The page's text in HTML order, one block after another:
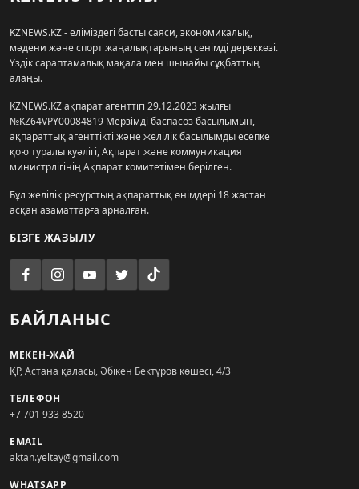
KZNEWS.KZ - еліміздегі басты саяси, экономикалық,
мәдени және спорт жаңалықтарының сенімді дереккөзі.
Үздік сараптамалық мақала мен шынайы сұқбаттың
алаңы.
KZNEWS.KZ ақпарат агенттігі 29.12.2023 жылғы
№KZ64VPY00084819 Мерзімді баспасөз басылымын,
ақпараттық агенттікті және желілік басылымды есепке
қою туралы куәлігі, Ақпарат және коммуникация
министрлігінің Ақпарат комитетімен берілген.
Бұл желілік ресурстың ақпараттық өнімдері 18 жастан
асқан азаматтарға арналған.
БІЗГЕ ЖАЗЫЛУ
БАЙЛАНЫС
МЕКЕН-ЖАЙ
ҚР, Астана қаласы, Әбікен Бектұров көшесі, 4/3
ТЕЛЕФОН
+7 701 933 8520
EMAIL
aktan.yeltay@gmail.com
WHATSAPP